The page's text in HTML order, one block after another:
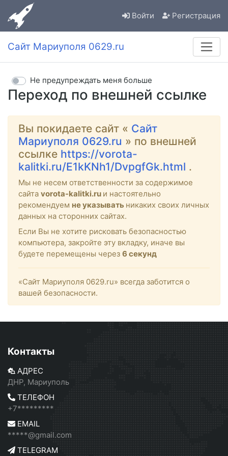
Войти Регистрация
Сайт Мариуполя 0629.ru
Переход по внешней ссылке
Не предупреждать меня больше
Вы покидаете сайт « Сайт
Мариуполя 0629.ru » по внешней
ссылке https://vorota-
kalitki.ru/E1kKNh1/DvpgfGk.html .
Мы не несем ответственности за содержимое
сайта vorota-kalitki.ru и настоятельно
рекомендуем не указывать никаких своих личных
данных на сторонних сайтах.
Если Вы не хотите рисковать безопасностью
компьютера, закройте эту вкладку, иначе вы
будете перемещены через 6 секунд
«Сайт Мариуполя 0629.ru» всегда заботится о
вашей безопасности.
Контакты
АДРЕС
ДНР, Мариуполь
ТЕЛЕФОН
+7*********
EMAIL
*****@gmail.com
TELEGRAM